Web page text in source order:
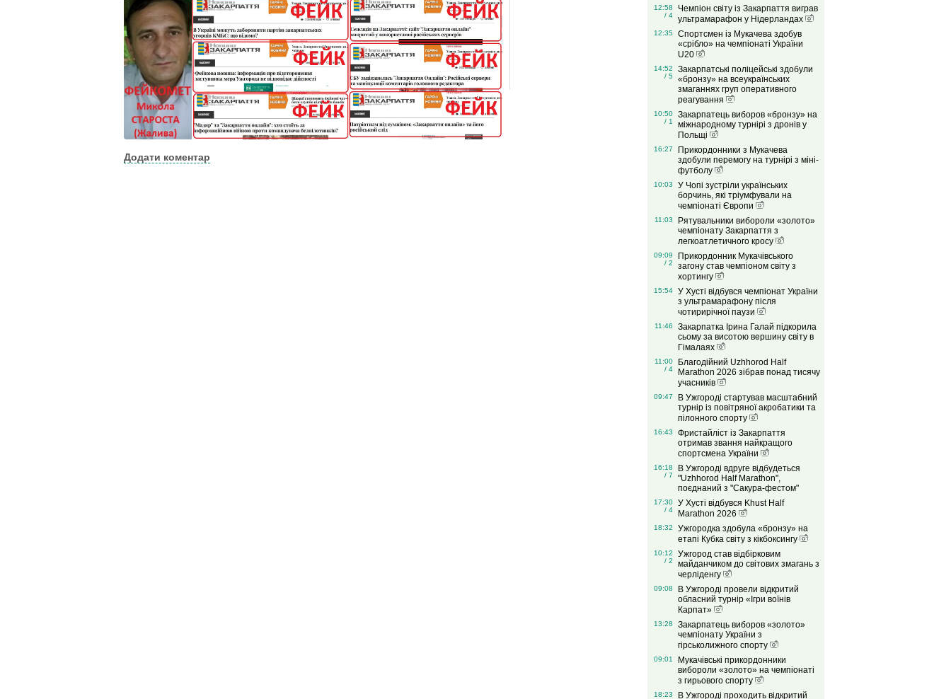
Додати коментар
12:58
/ 4
Чемпіон світу із Закарпаття виграв
ультрамарафон у Нідерландах
12:35
Спортсмен із Мукачева здобув
«срібло» на чемпіонаті України
U20
14:52
/ 5
Закарпатські поліцейські здобули
«бронзу» на всеукраїнських
змаганнях груп оперативного
реагування
10:50
/ 1
Закарпатець виборов «бронзу» на
міжнародному турнірі з дронів у
Польщі
16:27
Прикордонники з Мукачева
здобули перемогу на турнірі з міні-
футболу
10:03
У Чопі зустріли українських
борчинь, які тріумфували на
чемпіонаті Європи
11:03
Рятувальники вибороли «золото»
чемпіонату Закарпаття з
легкоатлетичного кросу
09:09
/ 2
Прикордонник Мукачівського
загону став чемпіоном світу з
хортингу
15:54
У Хусті відбувся чемпіонат України
з ультрамарафону після
чотирирічної паузи
11:46
Закарпатка Ірина Галай підкорила
сьому за висотою вершину світу в
Гімалаях
11:00
/ 4
Благодійний Uzhhorod Half
Marathon 2026 зібрав понад тисячу
учасників
09:47
В Ужгороді стартував масштабний
турнір із повітряної акробатики та
пілонного спорту
16:43
Фристайліст із Закарпаття
отримав звання найкращого
спортсмена України
16:18
/ 7
В Ужгороді вдруге відбудеться
"Uzhhorod Half Marathon",
поєднаний з "Сакура-фестом"
17:30
/ 4
У Хусті відбувся Khust Half
Marathon 2026
18:32
Ужгородка здобула «бронзу» на
етапі Кубка світу з кікбоксингу
10:12
/ 2
Ужгород став відбірковим
майданчиком до світових змагань з
черліденгу
09:08
В Ужгороді провели відкритий
обласний турнір «Ігри воїнів
Карпат»
13:28
Закарпатець виборов «золото»
чемпіонату України з
гірськолижного спорту
09:01
Мукачівські прикордонники
вибороли «золото» на чемпіонаті
з гирьового спорту
18:23
В Ужгороді проходить відкритий